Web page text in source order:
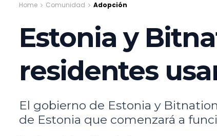
Home Comunidad Adopción
Estonia y
residentes
El gobierno de Estonia y
de Estonia que comenzará a